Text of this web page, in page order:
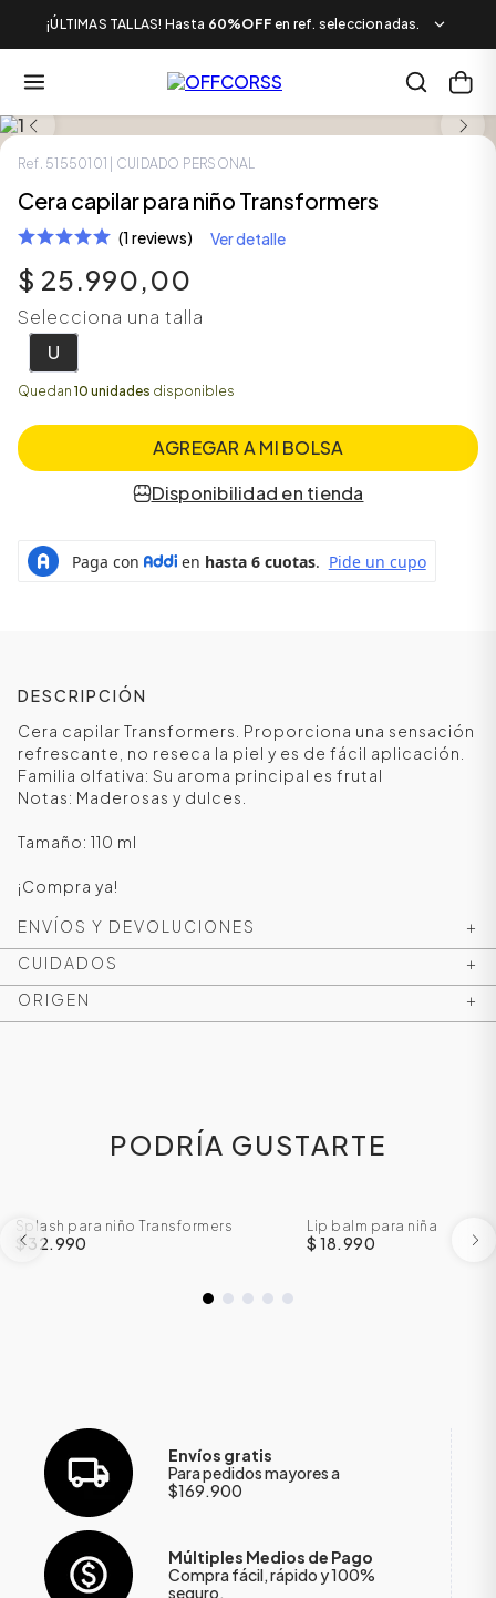
¡ÚLTIMAS TALLAS! Hasta 60%OFF en ref. seleccionadas.
Ref. 51550101 | CUIDADO PERSONAL
Cera capilar para niño Transformers
(1 reviews) Ver detalle
$ 25.990,00
Selecciona una talla
U
Quedan 10 unidades disponibles
AGREGAR A MI BOLSA
Disponibilidad en tienda
DESCRIPCIÓN
Cera capilar Transformers. Proporciona una sensación
refrescante, no reseca la piel y es de fácil aplicación.
Familia olfativa: Su aroma principal es frutal
Notas: Maderosas y dulces.
Tamaño: 110 ml
¡Compra ya!
ENVÍOS Y DEVOLUCIONES
+
CUIDADOS
+
ORIGEN
+
PODRÍA GUSTARTE
Splash para niño Transformers
$ 32.990
Lip balm para niña
$ 18.990
Envíos gratis
Para pedidos mayores a
$169.900
Múltiples Medios de Pago
Compra fácil, rápido y 100%
seguro.